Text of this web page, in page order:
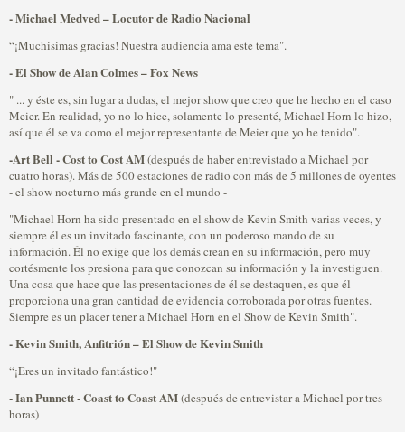
- Michael Medved – Locutor de Radio Nacional
“¡Muchisimas gracias! Nuestra audiencia ama este tema".
- El Show de Alan Colmes – Fox News
" ... y éste es, sin lugar a dudas, el mejor show que creo que he hecho en el caso
Meier. En realidad, yo no lo hice, solamente lo presenté, Michael Horn lo hizo,
así que él se va como el mejor representante de Meier que yo he tenido".
-Art Bell - Cost to Cost AM(después de haber entrevistado a Michael por
cuatro horas). Más de 500 estaciones de radio con más de 5 millones de oyentes
- el show nocturno más grande en el mundo -
"Michael Horn ha sido presentado en el show de Kevin Smith varias veces, y
siempre él es un invitado fascinante, con un poderoso mando de su
información. Él no exige que los demás crean en su información, pero muy
cortésmente los presiona para que conozcan su información y la investiguen.
Una cosa que hace que las presentaciones de él se destaquen, es que él
proporciona una gran cantidad de evidencia corroborada por otras fuentes.
Siempre es un placer tener a Michael Horn en el Show de Kevin Smith".
- Kevin Smith, Anfitrión – El Show de Kevin Smith
“¡Eres un invitado fantástico!"
- Ian Punnett - Coast to Coast AM(después de entrevistar a Michael por tres
horas)